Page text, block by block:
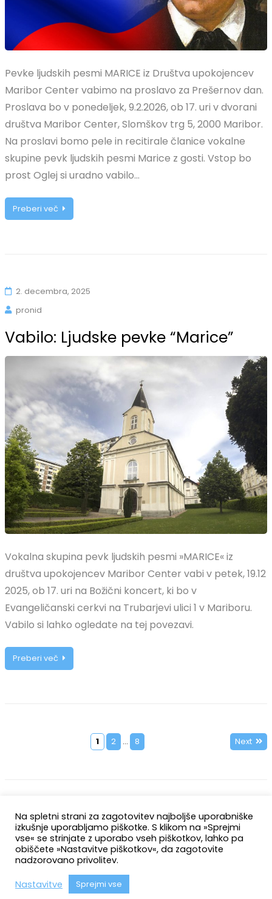
Pevke ljudskih pesmi MARICE iz Društva upokojencev
Maribor Center vabimo na proslavo za Prešernov dan.
Proslava bo v ponedeljek, 9.2.2026, ob 17. uri v dvorani
društva Maribor Center, Slomškov trg 5, 2000 Maribor.
Na proslavi bomo pele in recitirale članice vokalne
skupine pevk ljudskih pesmi Marice z gosti. Vstop bo
prost Oglej si uradno vabilo…
Preberi več
2. decembra, 2025
pronid
Vabilo: Ljudske pevke “Marice”
Vokalna skupina pevk ljudskih pesmi »MARICE« iz
društva upokojencev Maribor Center vabi v petek, 19.12
2025, ob 17. uri na Božični koncert, ki bo v
Evangeličanski cerkvi na Trubarjevi ulici 1 v Mariboru.
Vabilo si lahko ogledate na tej povezavi.
Preberi več
1 2 … 8 Next
Facebook
Na spletni strani za zagotovitev najboljše uporabniške
izkušnje uporabljamo piškotke. S klikom na »Sprejmi
vse« se strinjate z uporabo vseh piškotkov, lahko pa
obiščete »Nastavitve piškotkov«, da zagotovite
nadzorovano privolitev.
Nastavitve
Sprejmi vse